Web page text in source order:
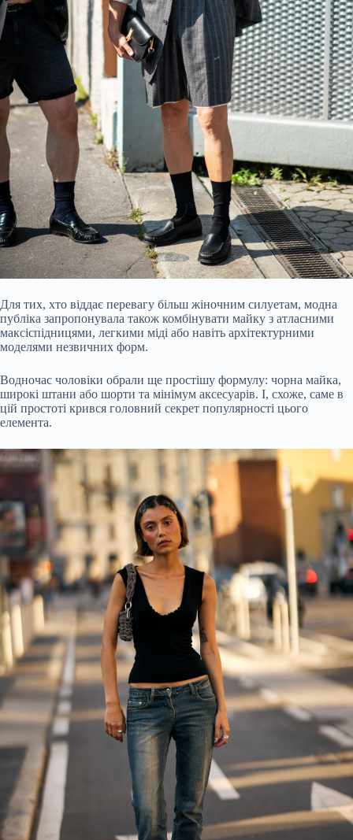
Для тих, хто віддає перевагу більш жіночним силуетам, модна
публіка запропонувала також комбінувати майку з атласними
максіспідницями, легкими міді або навіть архітектурними
моделями незвичних форм.
Водночас чоловіки обрали ще простішу формулу: чорна майка,
широкі штани або шорти та мінімум аксесуарів. І, схоже, саме в
цій простоті крився головний секрет популярності цього
елемента.